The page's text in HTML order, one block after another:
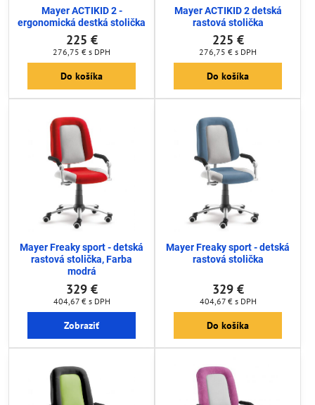
Mayer ACTIKID 2 -
ergonomická destká stolička
225 €
276,75 € s DPH
Do košíka
Mayer ACTIKID 2 detská
rastová stolička
225 €
276,75 € s DPH
Do košíka
Mayer Freaky sport - detská
rastová stolička, Farba
modrá
329 €
404,67 € s DPH
Zobraziť
Mayer Freaky sport - detská
rastová stolička
329 €
404,67 € s DPH
Do košíka